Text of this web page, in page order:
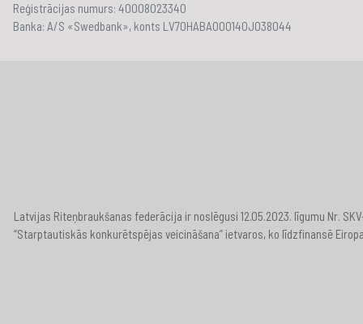
Reģistrācijas numurs: 40008023340
Banka: A/S «Swedbank», konts LV70HABA000140J038044
Latvijas Riteņbraukšanas federācija ir noslēgusi 12.05.2023. līgumu Nr.
“Starptautiskās konkurētspējas veicināšana” ietvaros, ko līdzfinansē